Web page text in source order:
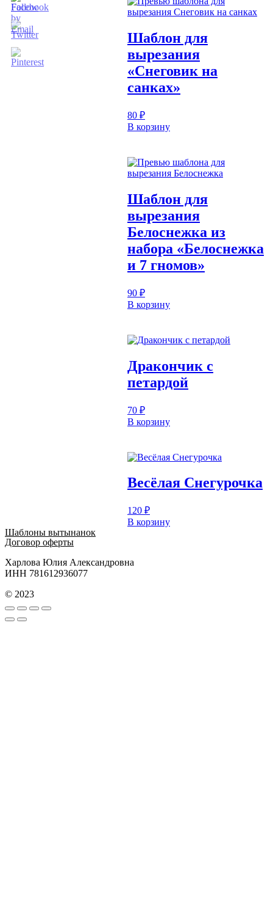
Шаблон для
вырезания
«Снеговик на
санках»
80 ₽
В корзину
Шаблон для
вырезания
Белоснежка из
набора «Белоснежка
и 7 гномов»
90 ₽
В корзину
Дракончик с
петардой
70 ₽
В корзину
Весёлая Снегурочка
120 ₽
В корзину
Шаблоны вытынанок
Договор оферты
Харлова Юлия Александровна
ИНН 781612936077
© 2023